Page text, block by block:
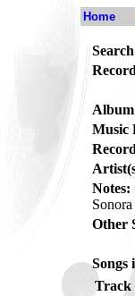
Home
Music
Notes:
Other
Songs
Track